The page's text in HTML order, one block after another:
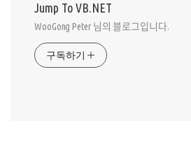
Jump To VB.NET
WooGong Peter 님의 블로그입니다.
구독하기